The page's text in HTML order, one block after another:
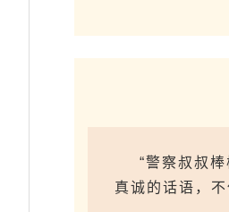
“警察叔叔
真诚的话语，